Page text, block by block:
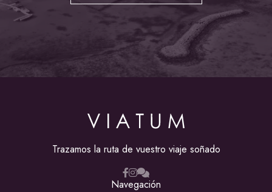
Trazamos la ruta de vuestro viaje soñado
Navegación